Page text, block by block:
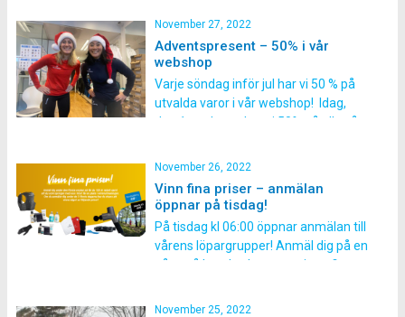
spännande upplägg på intervallerna –
vi lovar stor variation på passen. Du
kommer att få testa på ett helt nytt
[…]
November 27, 2022
Adventspresent – 50% i vår
webshop
Varje söndag inför jul har vi 50 % på
utvalda varor i vår webshop! Idag,
den 1:a advent, har vi 50% på alla våra
ett ypperligt tillfälle att uppdatera
Men det gäller att passa på, rabatten
gäller endast under söndagen! Till vår
[…]
November 26, 2022
Vinn fina priser – anmälan
öppnar på tisdag!
På tisdag kl 06:00 öppnar anmälan till
vårens löpargrupper! Anmäl dig på en
gång så har du chans att vinna fina
till vårens löpargrupper premieras
November 25, 2022